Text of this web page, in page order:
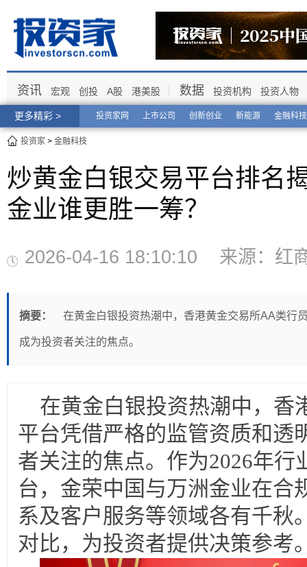
更多精彩 > 投资家网 上市公司 创新创业 新能源 金融科技
资讯 宏观 创投 A股 港美股 数据 投资机构 投资人物
投资家 > 金融科技
炒黄金白银交易平台排名
金业谁更胜一筹？
2026-04-16 18:10:10 来源：
摘要： 在黄金白银投资热潮中，香港黄金交易所AA类行
成为投资者关注的焦点。
在黄金白银投资热潮中，香
平台凭借严格的监管资质和透
者关注的焦点。作为2026年
台，金荣中国与万洲金业在合
系及客户服务等领域各有千秋
对比，为投资者提供决策参考